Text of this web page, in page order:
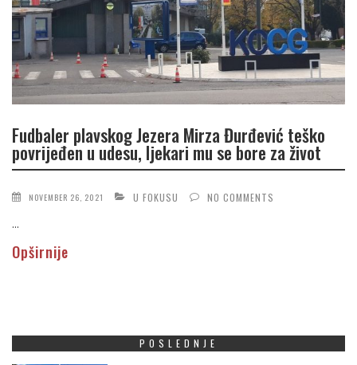
Fudbaler plavskog Jezera Mirza Đurđević teško
povrijeđen u udesu, ljekari mu se bore za život
NOVEMBER 26, 2021 U FOKUSU NO COMMENTS
...
Opširnije
POSLEDNJE